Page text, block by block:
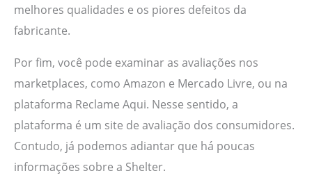
melhores qualidades e os piores defeitos da
fabricante.
Por fim, você pode examinar as avaliações nos
marketplaces, como Amazon e Mercado Livre, ou na
plataforma Reclame Aqui. Nesse sentido, a
plataforma é um site de avaliação dos consumidores.
Contudo, já podemos adiantar que há poucas
informações sobre a Shelter.